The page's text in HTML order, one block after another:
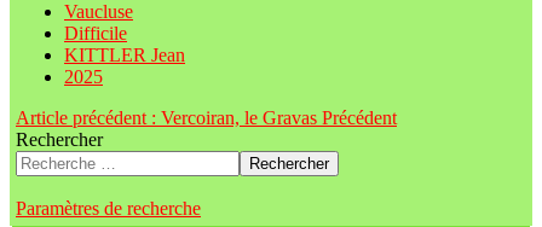
Vaucluse
Difficile
KITTLER Jean
2025
Article précédent : Vercoiran, le Gravas Précédent
Rechercher
Rechercher
Paramètres de recherche